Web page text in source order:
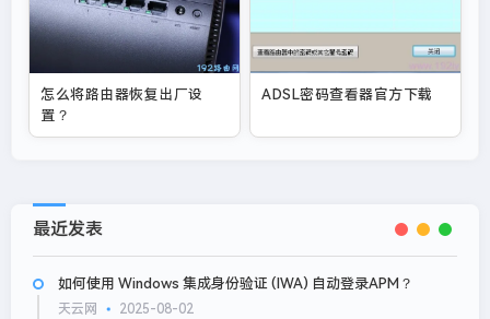
怎么将路由器恢复出厂设
置？
ADSL密码查看器官方下载
最近发表
如何使用 Windows 集成身份验证 (IWA) 自动登录APM？
天云网 2025-08-02